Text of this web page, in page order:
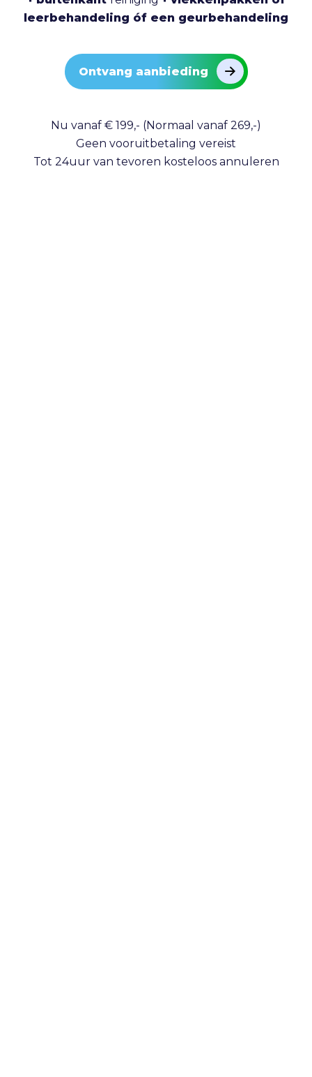
leerbehandeling óf een geurbehandeling
Ontvang aanbieding
Nu vanaf € 199,- (Normaal vanaf 269,-)
Geen vooruitbetaling vereist
Tot 24uur van tevoren kosteloos annuleren